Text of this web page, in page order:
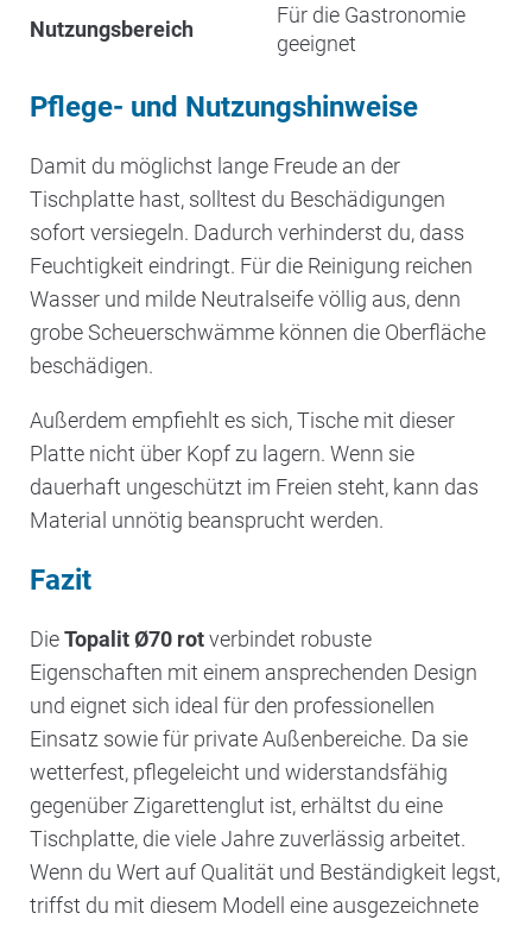
Nutzungsbereich
Für die Gastronomie
geeignet
Pflege- und Nutzungshinweise
Damit du möglichst lange Freude an der
Tischplatte hast, solltest du Beschädigungen
sofort versiegeln. Dadurch verhinderst du, dass
Feuchtigkeit eindringt. Für die Reinigung reichen
Wasser und milde Neutralseife völlig aus, denn
grobe Scheuerschwämme können die Oberfläche
beschädigen.
Außerdem empfiehlt es sich, Tische mit dieser
Platte nicht über Kopf zu lagern. Wenn sie
dauerhaft ungeschützt im Freien steht, kann das
Material unnötig beansprucht werden.
Fazit
DieTopalit Ø70 rotverbindet robuste
Eigenschaften mit einem ansprechenden Design
und eignet sich ideal für den professionellen
Einsatz sowie für private Außenbereiche. Da sie
wetterfest, pflegeleicht und widerstandsfähig
gegenüber Zigarettenglut ist, erhältst du eine
Tischplatte, die viele Jahre zuverlässig arbeitet.
Wenn du Wert auf Qualität und Beständigkeit legst,
triffst du mit diesem Modell eine ausgezeichnete